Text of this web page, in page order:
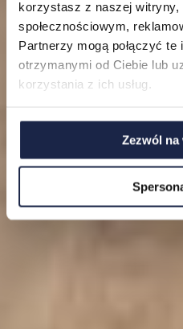
korzystasz z naszej witryny,
społecznościowym,
Partnerzy mogą połączyć
otrzymanymi od Ciebie lub
korzystania z ich usług.
Zezwól
O nas
FAQ